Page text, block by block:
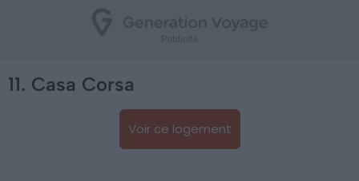
11. Casa Corsa
Voir ce logement